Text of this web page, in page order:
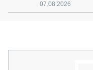
07.08.2026